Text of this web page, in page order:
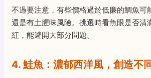
不過要注意，有些價格過於低廉的鯛魚可
還是有土腥味風險。挑選時看魚眼是否清
紅，能避開大部分問題。
4. 鮭魚：濃郁西洋風，創造不